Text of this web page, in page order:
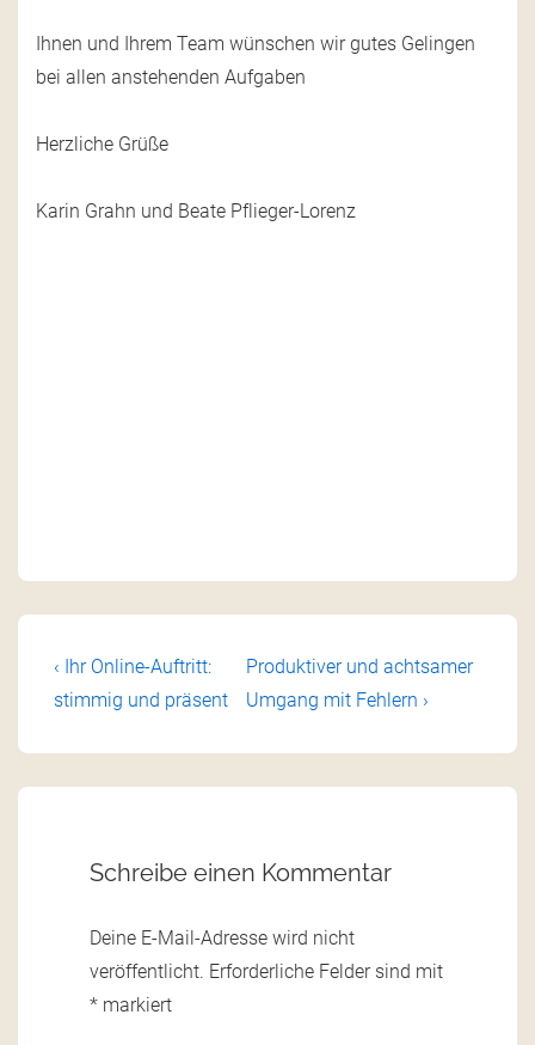
Ihnen und Ihrem Team wünschen wir gutes Gelingen
bei allen anstehenden Aufgaben
Herzliche Grüße
Karin Grahn und Beate Pflieger-Lorenz
‹ Ihr Online-Auftritt:
stimmig und präsent
Produktiver und achtsamer
Umgang mit Fehlern ›
Schreibe einen Kommentar
Deine E-Mail-Adresse wird nicht
veröffentlicht. Erforderliche Felder sind mit
* markiert